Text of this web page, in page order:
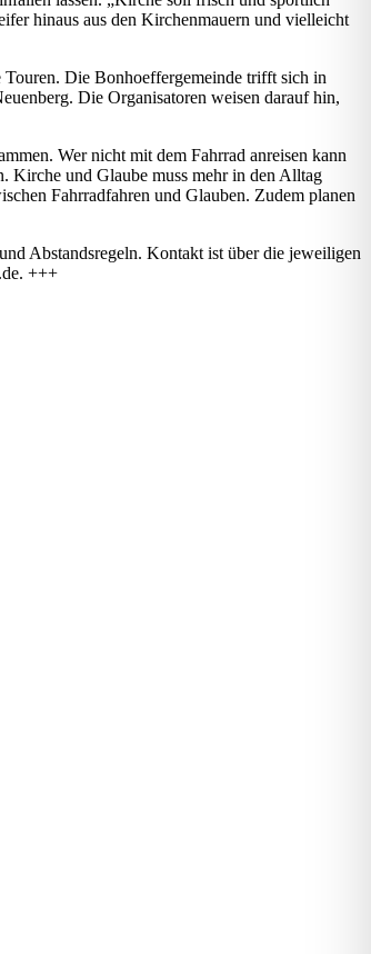
hinaus aus den Kirchenmauern und vielleicht
Die Bonhoeffergemeinde trifft sich in
Die Organisatoren weisen darauf hin,
Wer nicht mit dem Fahrrad anreisen kann
Kirche und Glaube muss mehr in den Alltag
Fahrradfahren und Glauben. Zudem planen
Abstandsregeln. Kontakt ist über die jeweiligen
+++